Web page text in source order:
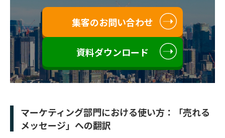
集客のお問い合わせ
資料ダウンロード
マーケティング部門における使い方：「売れる
メッセージ」への翻訳